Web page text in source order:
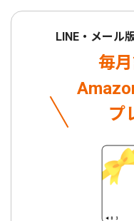
LINE・メール
毎
プ